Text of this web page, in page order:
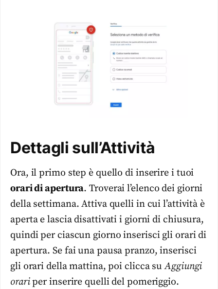
Dettagli sull’Attività
Ora, il primo step è quello di inserire i tuoi
orari di apertura. Troverai l’elenco dei giorni
della settimana. Attiva quelli in cui l’attività è
aperta e lascia disattivati i giorni di chiusura,
quindi per ciascun giorno inserisci gli orari di
apertura. Se fai una pausa pranzo, inserisci
gli orari della mattina, poi clicca suAggiungi
orariper inserire quelli del pomeriggio.